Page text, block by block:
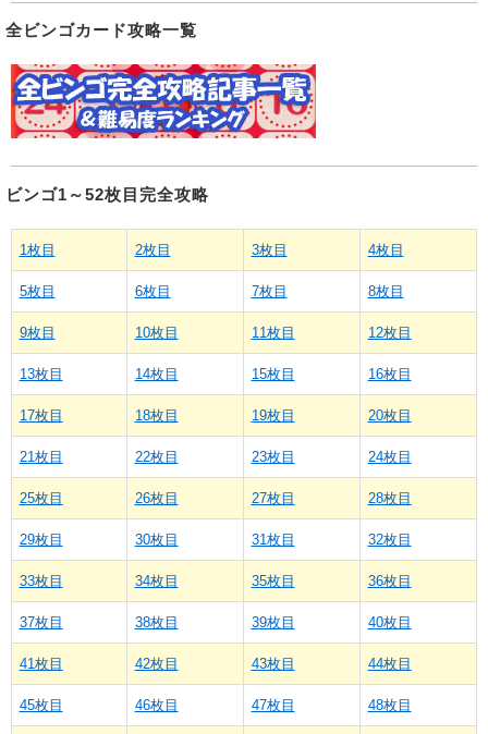
全ビンゴカード攻略一覧
ビンゴ1～52枚目完全攻略
1枚目 2枚目 3枚目 4枚目
5枚目 6枚目 7枚目 8枚目
9枚目 10枚目 11枚目 12枚目
13枚目 14枚目 15枚目 16枚目
17枚目 18枚目 19枚目 20枚目
21枚目 22枚目 23枚目 24枚目
25枚目 26枚目 27枚目 28枚目
29枚目 30枚目 31枚目 32枚目
33枚目 34枚目 35枚目 36枚目
37枚目 38枚目 39枚目 40枚目
41枚目 42枚目 43枚目 44枚目
45枚目 46枚目 47枚目 48枚目